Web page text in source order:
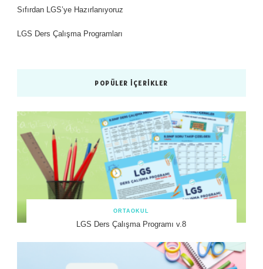
Sıfırdan LGS’ye Hazırlanıyoruz
LGS Ders Çalışma Programları
POPÜLER İÇERIKLER
ORTAOKUL
LGS Ders Çalışma Programı v.8